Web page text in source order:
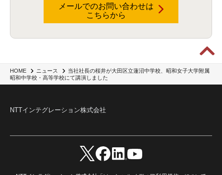
HOME ニュース
当社社長の桜井が大田区立蓮沼中学校、昭和女子大学附属
昭和中学校・高等学校にて講演しました
メールでのお問い合わせは
こちらから
NTTインテグレーション株式会社